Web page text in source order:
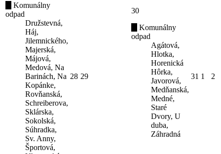
Komunálny
odpad
Družstevná,
Háj,
Jilemnického,
Majerská,
Májová,
Medová, Na
Barinách, Na
Kopánke,
Rovňanská,
Schreiberova,
Sklárska,
Sokolská,
Súhradka,
Sv. Anny,
Športová,
28 29
30
Komunálny
odpad
Agátová,
Hlotka,
Horenická
Hôrka,
Javorová,
Medňanská,
Medné,
Staré
Dvory, U
duba,
Záhradná
31 1 2